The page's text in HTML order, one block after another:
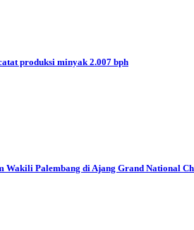
produksi minyak 2.007 bph
Wakili Palembang di Ajang Grand National